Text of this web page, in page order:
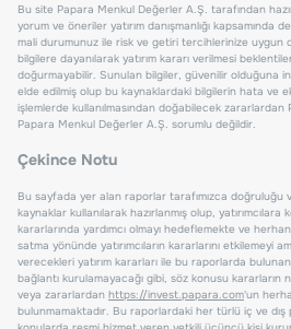
Bu site Papara Menkul Değerler A.Ş. tarafından
yorum ve öneriler yatırım danışmanlığı
mali durumunuz ile risk ve getiri tercihlerinize uygun
bilgilere dayanılarak yatırım kararı verilmesi
doğurmayabilir. Sunulan bilgiler, güvenilir olduğuna
elde edilmiş olup bu kaynaklardaki bilgilerin hata ve
işlemlerde kullanılmasından doğabilecek
Papara Menkul Değerler A.Ş. sorumlu değildir.
Çekince Notu
Bu sayfada yer alan raporlar tarafımızca doğruluğu
kaynaklar kullanılarak hazırlanmış olup, yatırımcılara
kararlarında yardımcı olmayı hedeflemekte ve
satma yönünde yatırımcıların kararlarını etkilemeyi
verecekleri yatırım kararları ile bu raporlarda
bağlantı kurulamayacağı gibi, söz konusu kararların
veya zararlardan https://invest.papara.com'un
bulunmamaktadır. Bu raporlardaki her türlü iç ve